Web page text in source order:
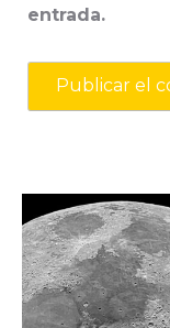
entrada.